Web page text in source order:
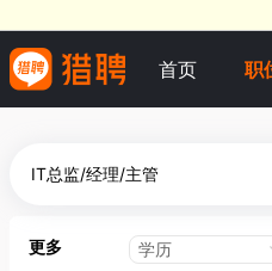
首页 职
更多 学历